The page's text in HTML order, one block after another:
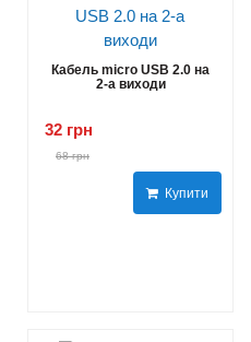
Кабель micro USB 2.0 на
2-а виходи
32 грн
68 грн
Купити